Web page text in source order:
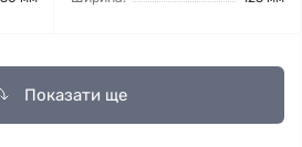
Показати ще